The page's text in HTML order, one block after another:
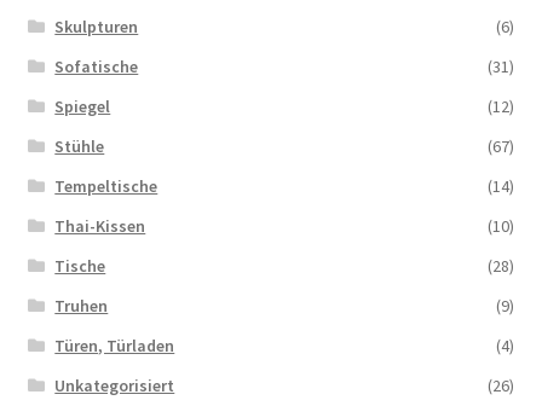
Skulpturen
(6)
Sofatische
(31)
Spiegel
(12)
Stühle
(67)
Tempeltische
(14)
Thai-Kissen
(10)
Tische
(28)
Truhen
(9)
Türen, Türladen
(4)
Unkategorisiert
(26)